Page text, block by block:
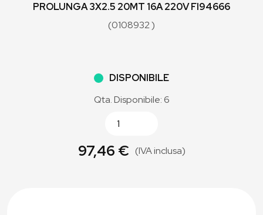
PROLUNGA 3X2.5 20MT 16A 220V FI94666
(0108932 )
DISPONIBILE
Qta. Disponibile: 6
97,46 € (IVA inclusa)